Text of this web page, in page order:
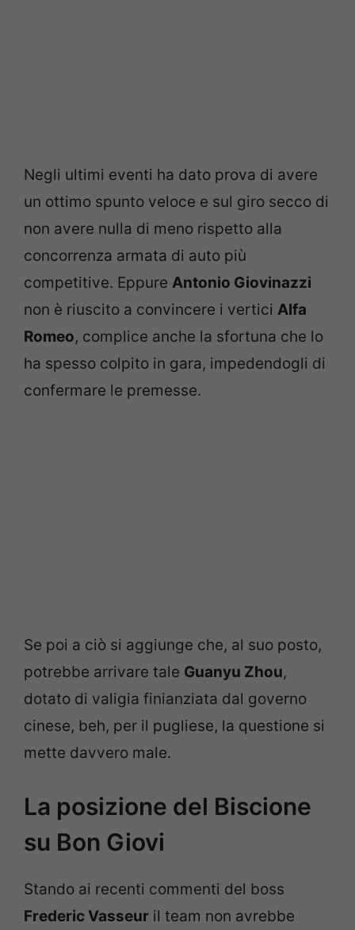
Negli ultimi eventi ha dato prova di avere
un ottimo spunto veloce e sul giro secco di
non avere nulla di meno rispetto alla
concorrenza armata di auto più
competitive. Eppure Antonio Giovinazzi
non è riuscito a convincere i vertici Alfa
Romeo, complice anche la sfortuna che lo
ha spesso colpito in gara, impedendogli di
confermare le premesse.
Se poi a ciò si aggiunge che, al suo posto,
potrebbe arrivare tale Guanyu Zhou,
dotato di valigia finianziata dal governo
cinese, beh, per il pugliese, la questione si
mette davvero male.
La posizione del Biscione
su Bon Giovi
Stando ai recenti commenti del boss
Frederic Vasseur il team non avrebbe